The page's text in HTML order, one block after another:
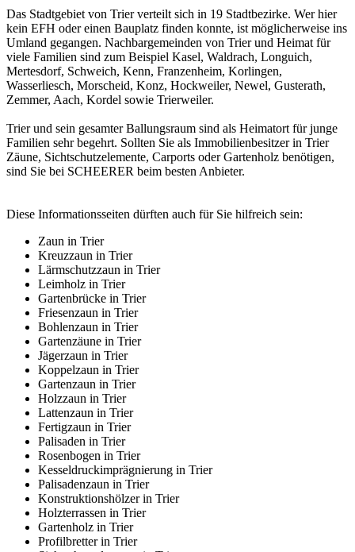
Das Stadtgebiet von Trier verteilt sich in 19 Stadtbezirke. Wer hier
kein EFH oder einen Bauplatz finden konnte, ist möglicherweise ins
Umland gegangen. Nachbargemeinden von Trier und Heimat für
viele Familien sind zum Beispiel Kasel, Waldrach, Longuich,
Mertesdorf, Schweich, Kenn, Franzenheim, Korlingen,
Wasserliesch, Morscheid, Konz, Hockweiler, Newel, Gusterath,
Zemmer, Aach, Kordel sowie Trierweiler.
Trier und sein gesamter Ballungsraum sind als Heimatort für junge
Familien sehr begehrt. Sollten Sie als Immobilienbesitzer in Trier
Zäune, Sichtschutzelemente, Carports oder Gartenholz benötigen,
sind Sie bei SCHEERER beim besten Anbieter.
Diese Informationsseiten dürften auch für Sie hilfreich sein:
Zaun in Trier
Kreuzzaun in Trier
Lärmschutzzaun in Trier
Leimholz in Trier
Gartenbrücke in Trier
Friesenzaun in Trier
Bohlenzaun in Trier
Gartenzäune in Trier
Jägerzaun in Trier
Koppelzaun in Trier
Gartenzaun in Trier
Holzzaun in Trier
Lattenzaun in Trier
Fertigzaun in Trier
Palisaden in Trier
Rosenbogen in Trier
Kesseldruckimprägnierung in Trier
Palisadenzaun in Trier
Konstruktionshölzer in Trier
Holzterrassen in Trier
Gartenholz in Trier
Profilbretter in Trier